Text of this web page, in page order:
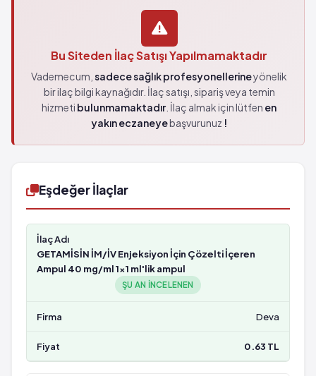
Bu Siteden İlaç Satışı Yapılmamaktadır
Vademecum, sadece sağlık profesyonellerineyönelik
bir ilaç bilgi kaynağıdır. İlaç satışı, sipariş veya temin
hizmeti bulunmamaktadır. İlaç almak için lütfen en
yakın eczaneyebaşvurunuz !
Eşdeğer İlaçlar
GETAMİSİN İM/İV Enjeksiyon İçin Çözelti İçeren
Ampul 40 mg/ml 1x1 ml'lik ampul
ŞU AN INCELENEN
Deva
0.63 TL